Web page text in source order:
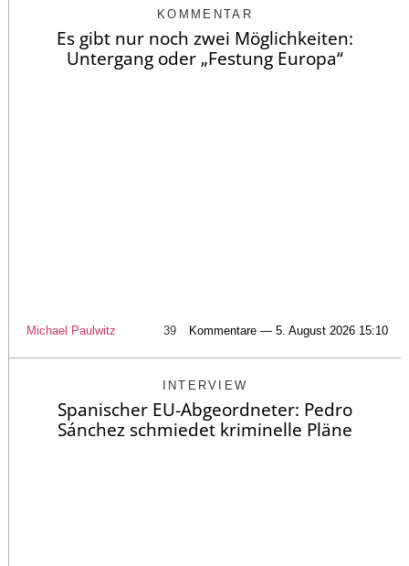
KOMMENTAR
Es gibt nur noch zwei Möglichkeiten:
Untergang oder „Festung Europa“
Michael Paulwitz 39 Kommentare — 5. August 2026 15:10
INTERVIEW
Spanischer EU-Abgeordneter: Pedro
Sánchez schmiedet kriminelle Pläne